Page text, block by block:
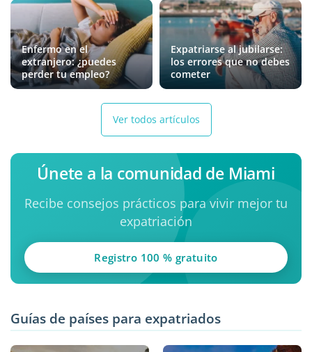
Enfermo en el
extranjero: ¿puedes
perder tu empleo?
Expatriarse al jubilarse:
los errores que no debes
cometer
Ver todos artículos
Únete a la comunidad de Miami
Recibe consejos prácticos para vivir mejor tu
expatriación
Registro 100 % gratuito
Guías de países para expatriados